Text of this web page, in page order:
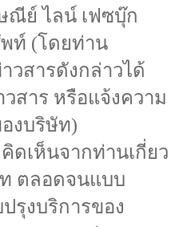
ณีย์ ไลน์ เฟซบุ๊ก
ท์ (โดยท่าน
วสารดังกล่าวได้
สาร หรือแจ้งความ
งบริษัท)
เห็นจากท่านเกี่ยว
ตลอดจนแบบ
รุงบริการของ